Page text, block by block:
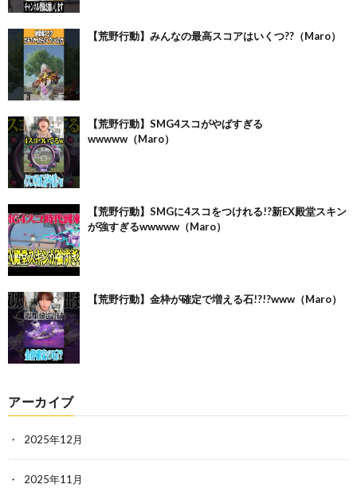
【荒野行動】みんなの最高スコアはいくつ??（Maro）
【荒野行動】SMG4スコがやばすぎる
wwwww（Maro）
【荒野行動】SMGに4スコをつけれる!?新EX殿堂スキン
が強すぎるwwwww（Maro）
【荒野行動】金枠が確定で増える石!?!?www（Maro）
アーカイブ
2025年12月
2025年11月